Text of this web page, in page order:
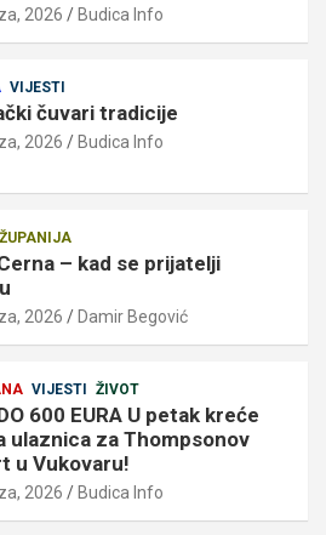
2026 Budica Info
VIJESTI
čuvari tradicije
2026 Budica Info
ŽUPANIJA
– kad se prijatelji
2026 Damir Begović
VIJESTI ŽIVOT
600 EURA U petak kreće
ulaznica za Thompsonov
u Vukovaru!
2026 Budica Info